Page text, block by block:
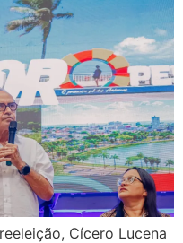
Cícero Lucena